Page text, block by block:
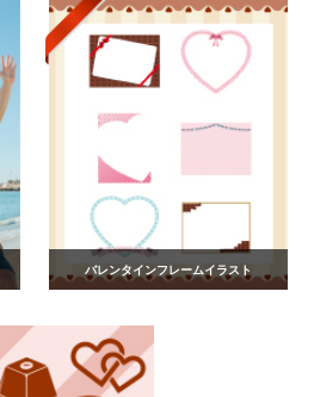
バレンタインフレームイラスト